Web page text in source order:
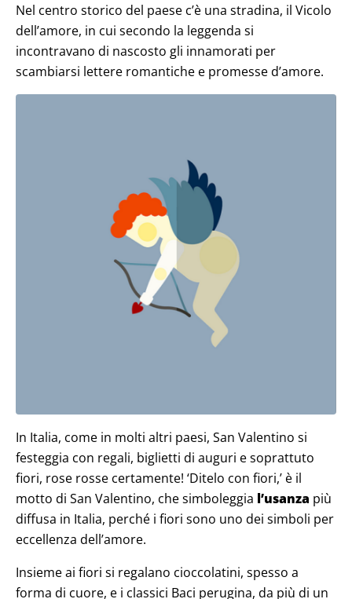
Nel centro storico del paese c’è una stradina, il Vicolo
dell’amore, in cui secondo la leggenda si
incontravano di nascosto gli innamorati per
scambiarsi lettere romantiche e promesse d’amore.
In Italia, come in molti altri paesi, San Valentino si
festeggia con regali, biglietti di auguri e soprattuto
fiori, rose rosse certamente! ‘Ditelo con fiori,’ è il
motto di San Valentino, che simboleggia l’usanza più
diffusa in Italia, perché i fiori sono uno dei simboli per
eccellenza dell’amore.
Insieme ai fiori si regalano cioccolatini, spesso a
forma di cuore, e i classici Baci perugina, da più di un